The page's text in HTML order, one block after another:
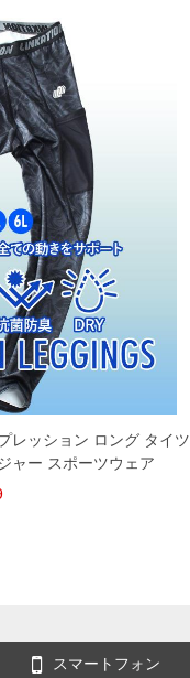
レッション ロング タイツ
ャー スポーツウェア
スマートフォン